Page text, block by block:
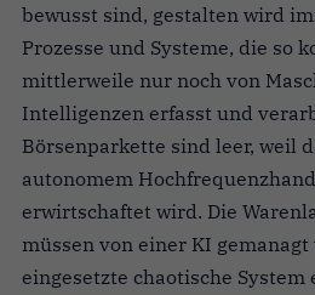
bewusst sind, gestalten wird
Prozesse und Systeme, die so
mittlerweile nur noch von
Intelligenzen erfasst und
Börsenparkette sind leer, weil
autonomem
erwirtschaftet wird. Die
müssen von einer KI
eingesetzte chaotische System